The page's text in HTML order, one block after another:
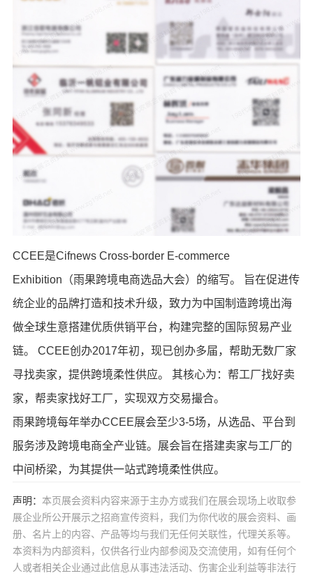
CCEE是Cifnews Cross-border E-commerce
Exhibition（雨果跨境电商选品大会）的缩写。 旨在促进传
统企业的品牌打造和技术升级，致力为中国制造跨境出海
做全球生意搭建优质供销平台，构建完整的国际贸易产业
链。 CCEE创办2017年初，现已创办多届，帮助无数厂家
寻找卖家，提供跨境柔性供应。 其核心为：帮工厂找好卖
家，帮卖家找好工厂，实现双方交易撮合。
雨果跨境每年举办CCEE展会至少3-5场，从选品、平台到
服务涉及跨境电商全产业链。展会旨在搭建卖家与工厂的
中间桥梁，为其提供一站式跨境柔性供应。
声明： 本页展会资料内容来源于主办方或我们在展会现场上收取参
展企业所公开展示之招商宣传资料，我们为你代收的展会资料、画
册、名片上的内容、产品等均与我们无任何关联性，代理关系等。
本资料为内部资料，仅供各行业内部参阅及交流使用，如有任何个
人或者相关企业通过此信息从事违法活动、伤害企业利益等非法行